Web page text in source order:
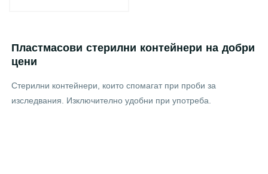
Пластмасови стерилни контейнери на добри
цени
Стерилни контейнери, които спомагат при проби за
изследвания. Изключително удобни при употреба.